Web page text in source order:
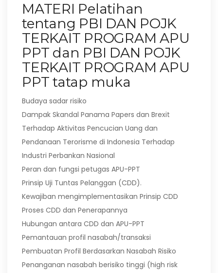
MATERI Pelatihan
tentang PBI DAN POJK
TERKAIT PROGRAM APU
PPT dan PBI DAN POJK
TERKAIT PROGRAM APU
PPT tatap muka
Budaya sadar risiko
Dampak Skandal Panama Papers dan Brexit
Terhadap Aktivitas Pencucian Uang dan
Pendanaan Terorisme di Indonesia Terhadap
Industri Perbankan Nasional
Peran dan fungsi petugas APU-PPT
Prinsip Uji Tuntas Pelanggan (CDD).
Kewajiban mengimplementasikan Prinsip CDD
Proses CDD dan Penerapannya
Hubungan antara CDD dan APU-PPT
Pemantauan profil nasabah/transaksi
Pembuatan Profil Berdasarkan Nasabah Risiko
Penanganan nasabah berisiko tinggi (high risk